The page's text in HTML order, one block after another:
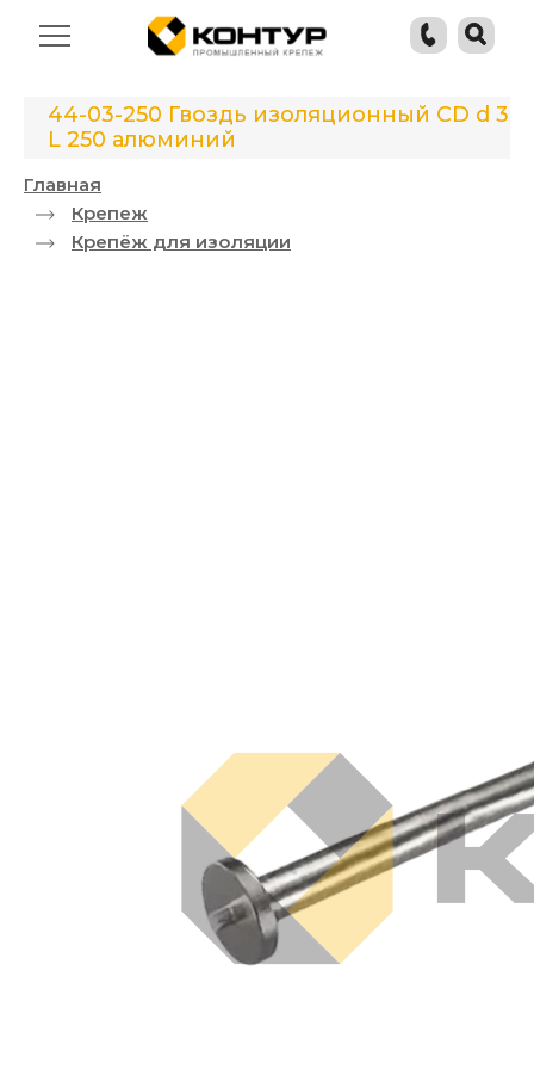
44-03-250 Гвоздь изоляционный CD d 3
L 250 алюминий
Главная
Крепеж
Крепёж для изоляции